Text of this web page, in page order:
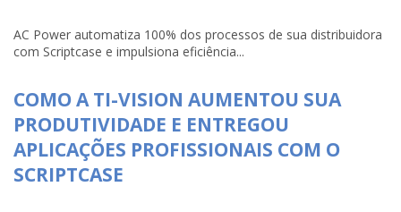
AC Power automatiza 100% dos processos de sua distribuidora
com Scriptcase e impulsiona eficiência...
COMO A TI-VISION AUMENTOU SUA
PRODUTIVIDADE E ENTREGOU
APLICAÇÕES PROFISSIONAIS COM O
SCRIPTCASE